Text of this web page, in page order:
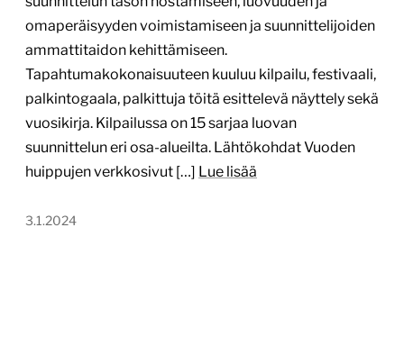
omaperäisyyden voimistamiseen ja suunnittelijoiden
ammattitaidon kehittämiseen.
Tapahtumakokonaisuuteen kuuluu kilpailu, festivaali,
palkintogaala, palkittuja töitä esittelevä näyttely sekä
vuosikirja. Kilpailussa on 15 sarjaa luovan
suunnittelun eri osa-alueilta. Lähtökohdat Vuoden
huippujen verkkosivut […] Lue lisää
3.1.2024